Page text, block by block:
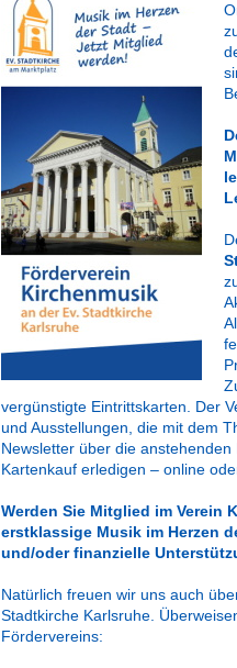
vergünstigte Eintrittskarten. Der
und Ausstellungen, die mit dem
Newsletter über die
Kartenkauf erledigen – online
Werden Sie Mitglied im Verein
erstklassige Musik im Herzen
und/oder finanzielle
Natürlich freuen wir uns auch
Stadtkirche Karlsruhe.
Fördervereins: